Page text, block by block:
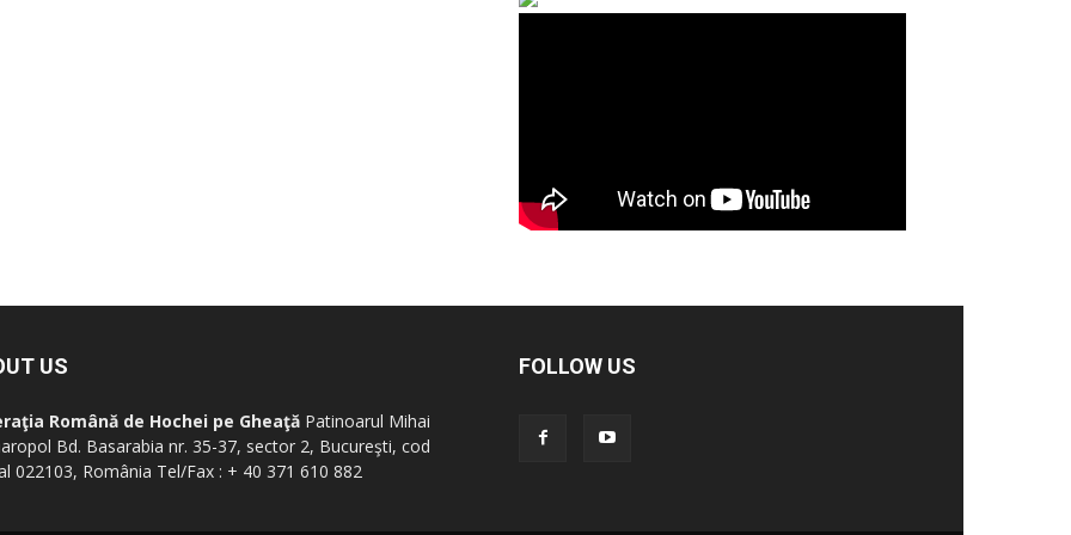
US
Română de Hochei pe Gheaţă Patinoarul Mihai
Bd. Basarabia nr. 35-37, sector 2, Bucureşti, cod
022103, România Tel/Fax : + 40 371 610 882
FOLLOW US